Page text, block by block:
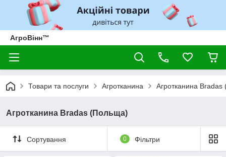
АгроВінн™
Товари та послуги Агротканина Агротканина
Агротканина Bradas (Польща)
Сортування 0 Фільтри